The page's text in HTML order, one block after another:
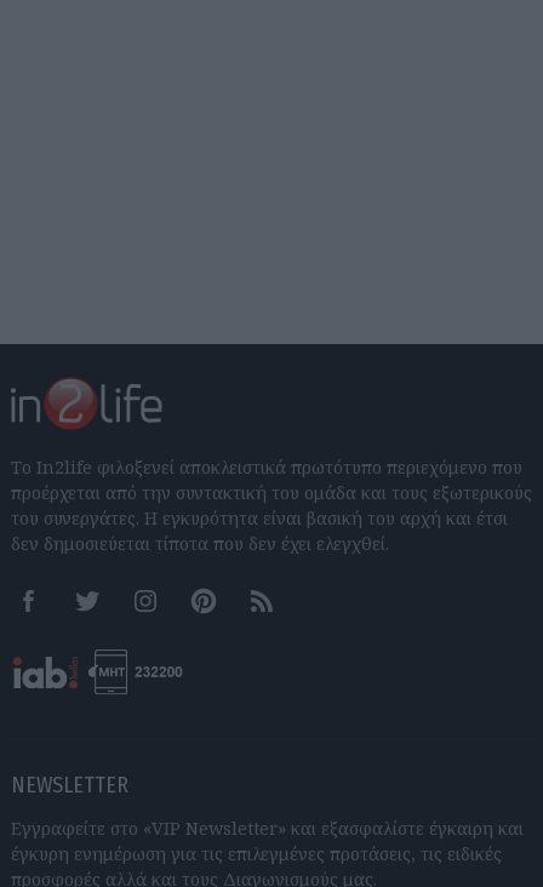
Το In2life φιλοξενεί αποκλειστικά πρωτότυπο περιεχόμενο που
προέρχεται από την συντακτική του ομάδα και τους εξωτερικούς
του συνεργάτες. Η εγκυρότητα είναι βασική του αρχή και έτσι
δεν δημοσιεύεται τίποτα που δεν έχει ελεγχθεί.
FacebookTwitter InstagramPinterestRSS feeds
NEWSLETTER
Εγγραφείτε στο «VIP Newsletter» και εξασφαλίστε έγκαιρη και
έγκυρη ενημέρωση για τις επιλεγμένες προτάσεις, τις ειδικές
προσφορές αλλά και τους Διαγωνισμούς μας.